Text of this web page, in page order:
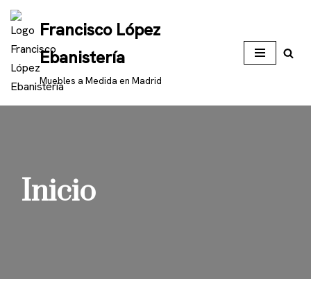
Saltar
al
contenido
Francisco López
Ebanistería
Muebles a Medida en Madrid
Inicio